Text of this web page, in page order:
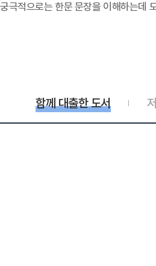
극적으로는 한문 문장을 이해하는데
함께 대출한 도서